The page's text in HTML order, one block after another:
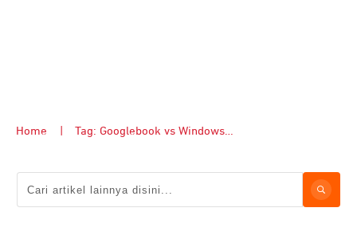
Home Tag: Googlebook vs Windows 11